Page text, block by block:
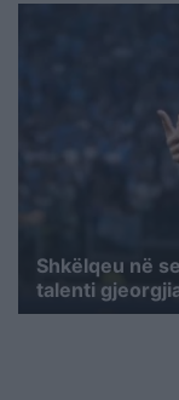
Shkëlqeu në
talenti